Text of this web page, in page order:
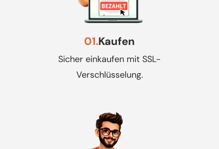
01.Kaufen
Sicher einkaufen mit SSL-
Verschlüsselung.